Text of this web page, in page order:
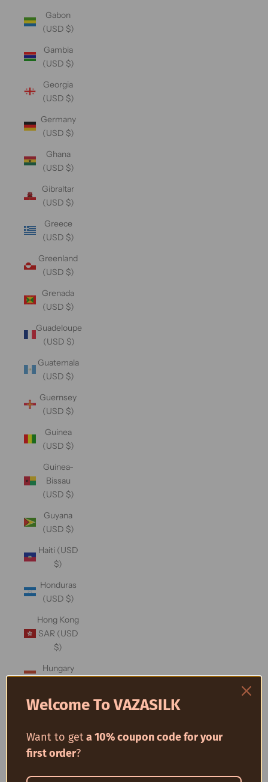
Gabon
(USD $)
Gambia
(USD $)
Georgia
(USD $)
Germany
(USD $)
Ghana
(USD $)
Gibraltar
(USD $)
Greece
(USD $)
Greenland
(USD $)
Grenada
(USD $)
Guadeloupe
(USD $)
Guatemala
(USD $)
Guernsey
(USD $)
Guinea
(USD $)
Guinea-
Bissau
(USD $)
Guyana
(USD $)
Haiti (USD
$)
Honduras
(USD $)
Hong Kong
SAR (USD
$)
Hungary
Iceland
India (USD
$)
Welcome To VAZASILK
Want to geta 10% coupon code for your
first order?